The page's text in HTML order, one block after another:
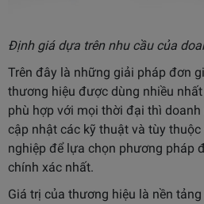
Định giá dựa trên nhu cầu của
Trên đây là những giải pháp đơn
thương hiệu được dùng nhiều
phù hợp với mọi thời đại thì
cập nhật các kỹ thuật và tùy
nghiệp để lựa chọn phương pháp
chính xác nhất.
Giá trị của thương hiệu là nền